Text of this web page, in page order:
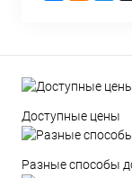
Доступные цены
Разные способы